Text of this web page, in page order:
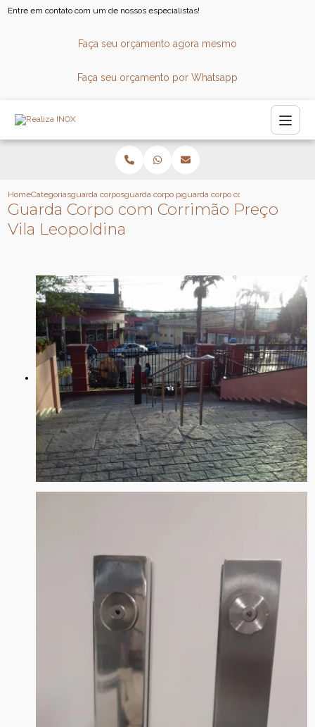
Entre em contato com um de nossos especialistas!
Faça seu orçamento agora mesmo
Faça seu orçamento por Whatsapp
HomeCategoriasguarda corposguarda corpo panoramicoguarda corpo com corrimao preco
Guarda Corpo com Corrimão Preço
Vila Leopoldina